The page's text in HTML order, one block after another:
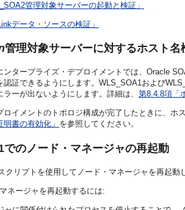
管理対象サーバーの起動と検証」
データ・ソースの検証」
管理対象サーバーに対するホスト名
ンタープライズ・デプロイメントでは、Oracle
認証できるようにします。WLS_SOA1および
ーが出ないようにします。詳細は、 第8.4.8項「
ロイメントのトポロジ構成が完了したときに、ホ
書の有効化」 を参照してください。
でのノード・マネージャの再起動
クリプトを使用してノード・マネージャを再起動
ネージャを再起動するには: